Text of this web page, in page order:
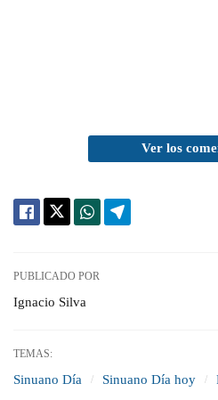
Ver los
PUBLICADO POR
Ignacio Silva
TEMAS:
Sinuano Día Sinuano Día hoy